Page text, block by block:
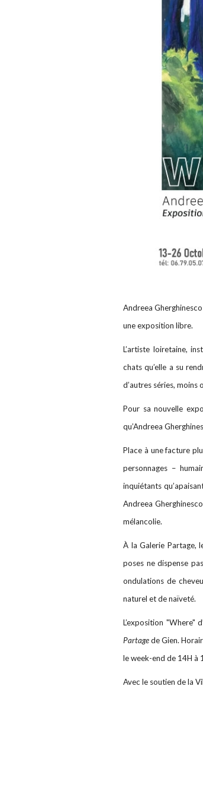
Andreea
une exposition libre.
L’artiste loiretaine,
chats qu’elle a su
d’autres séries,
Pour sa nouvelle
qu’Andreea
Place à une facture
personnages –
inquiétants
Andreea
mélancolie.
À la Galerie Partage,
poses ne dispense
ondulations de
naturel et de naïveté.
L’exposition "Where"
Partagede Gien.
le week-end de 14H à
Avec le soutien de la